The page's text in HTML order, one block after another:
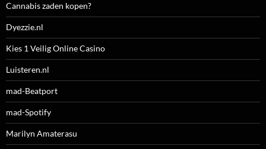
Cannabis zaden kopen?
Dyezzie.nl
Kies 1 Veilig Online Casino
Luisteren.nl
mad-Beatport
mad-Spotify
Marilyn Amaterasu